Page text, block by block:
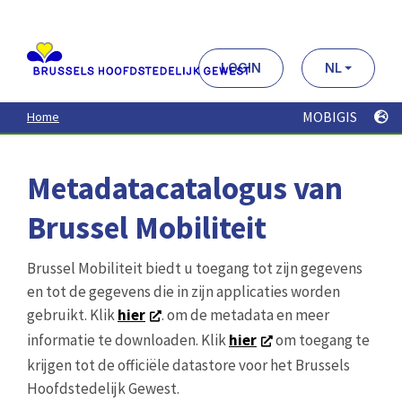
contenu
principal
LOGIN NL
Home MOBIGIS
Metadatacatalogus van
Brussel Mobiliteit
Brussel Mobiliteit biedt u toegang tot zijn gegevens
en tot de gegevens die in zijn applicaties worden
gebruikt. Klikhier
. om de metadata en meer
informatie te downloaden. Klikhier
om toegang te
krijgen tot de officiële datastore voor het Brussels
Hoofdstedelijk Gewest.